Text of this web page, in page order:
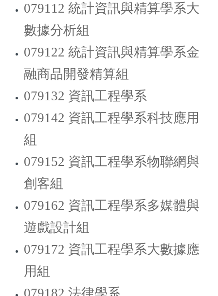
079112 統計資訊與精算學系大
數據分析組
079122 統計資訊與精算學系金
融商品開發精算組
079132 資訊工程學系
079142 資訊工程學系科技應用
組
079152 資訊工程學系物聯網與
創客組
079162 資訊工程學系多媒體與
遊戲設計組
079172 資訊工程學系大數據應
用組
079182 法律學系